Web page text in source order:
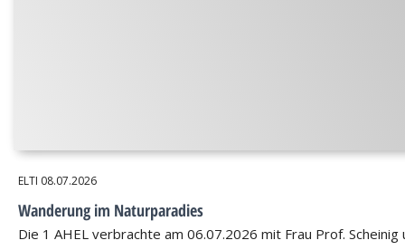
ELTI 08.07.2026
Wanderung im Naturparadies
Die 1 AHEL verbrachte am 06.07.2026 mit Frau Prof. Scheinig